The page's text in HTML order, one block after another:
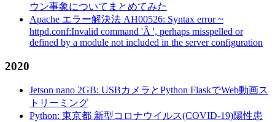
ウン事象についてまとめてみた
Apache エラー解決法 AH00526: Syntax error ~
httpd.conf:Invalid command 'Â ', perhaps misspelled or
defined by a module not included in the server configuration
2020
Jetson nano 2GB: USBカメラとPython FlaskでWeb動画ス
トリーミング
Python: 東京都 新型コロナウイルス(COVID-19)陽性患